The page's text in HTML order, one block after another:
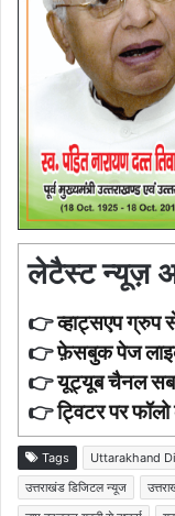
लेटैस्ट न्यूज़
👉व्हाट्सएप ग्रुप
👉फ़ेसबुक पेज
👉यूट्यूब चैनल
👉ट्विटर पर
Tags Uttarakhand
उत्तराखंड डिजिटल न्यूज